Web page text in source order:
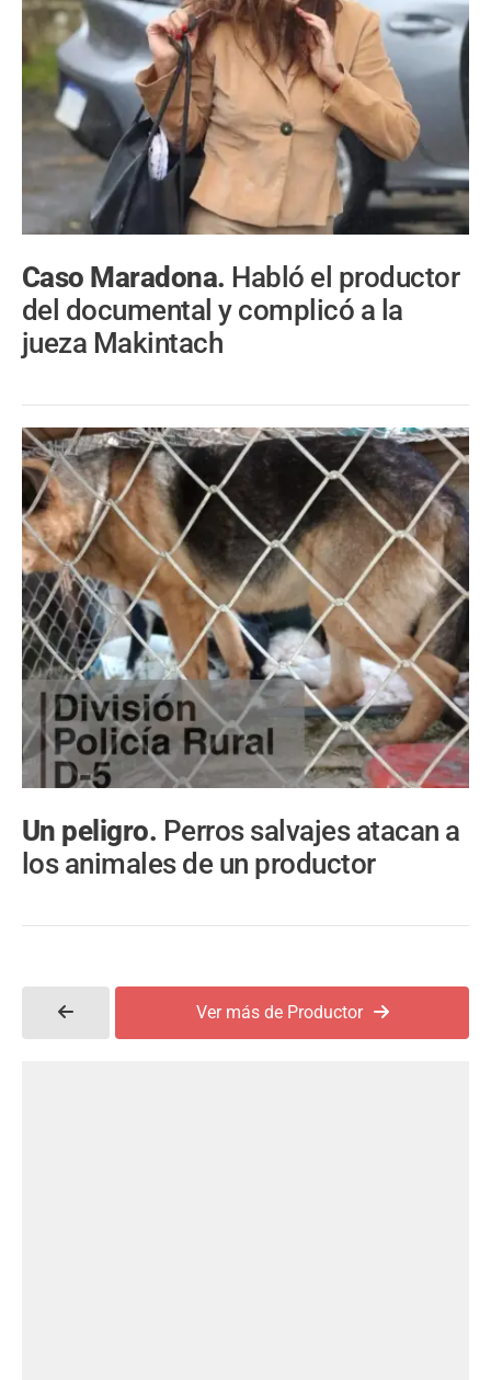
Caso Maradona. Habló el productor
del documental y complicó a la
jueza Makintach
Un peligro. Perros salvajes atacan a
los animales de un productor
Ver más de Productor